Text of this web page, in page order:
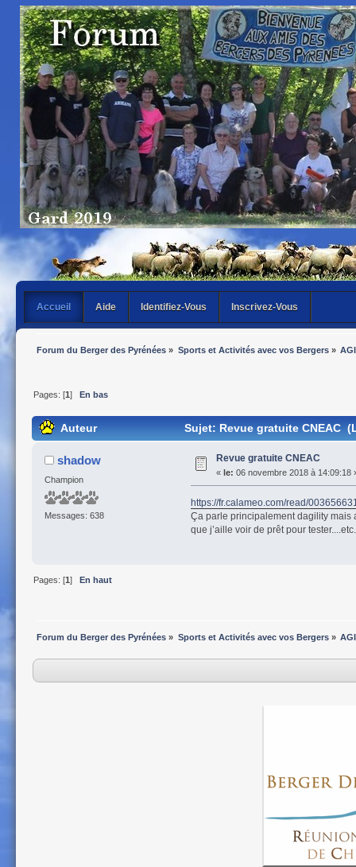
Accueil Aide Identifiez-Vous Inscrivez-Vous
Forum du Berger des Pyrénées » Sports et Activités avec vos Bergers»
Pages: [1] En bas
Auteur Sujet: Revue gratuite CNEAC
shadow
Champion
Messages: 638
Revue gratuite CNEAC
« le: 06 novembre 2018 à 14:09:18
https://fr.calameo.com/read/
Ça parle principalement dagility mais
que j’aille voir de prêt pour
Pages: [1]En haut
Forum du Berger des Pyrénées » Sports et Activités avec vos Bergers»